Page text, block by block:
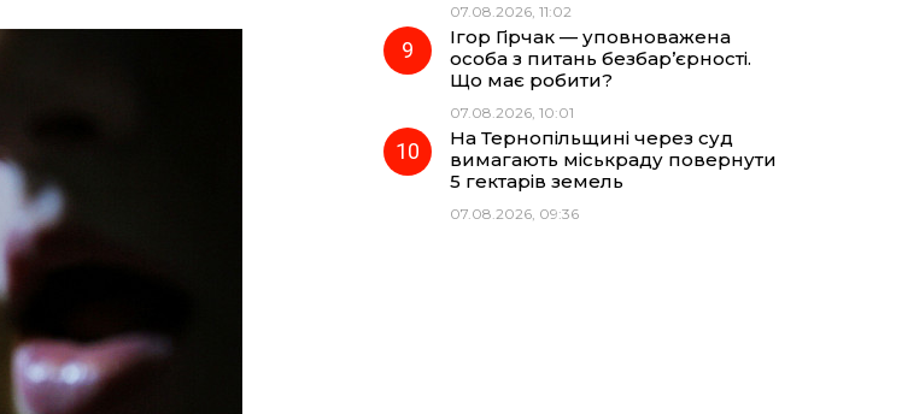
07.08.2026, 11:02
Ігор Гірчак — уповноважена
особа з питань безбар’єрності.
Що має робити?
07.08.2026, 10:01
На Тернопільщині через суд
вимагають міськраду повернути
5 гектарів земель
07.08.2026, 09:36